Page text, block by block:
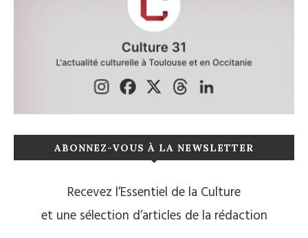
ABONNEZ-VOUS À LA NEWSLETTER
Recevez l’Essentiel de la Culture
et une sélection d’articles de la rédaction